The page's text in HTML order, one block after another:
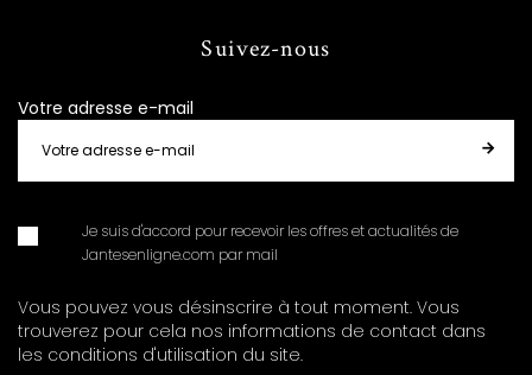
Suivez-nous
Votre adresse e-mail
Je suis d'accord pour recevoir les offres et actualités de
Jantesenligne.com par mail
Vous pouvez vous désinscrire à tout moment. Vous
trouverez pour cela nos informations de contact dans
les conditions d'utilisation du site.